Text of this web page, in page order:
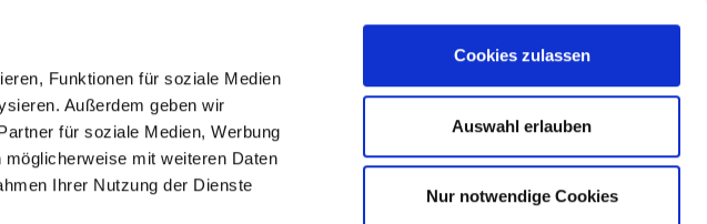
Funktionen für soziale Medien
Außerdem geben wir
für soziale Medien, Werbung
mit weiteren Daten
Ihrer Nutzung der Dienste
Cookies zulassen
Auswahl erlauben
Nur notwendige Cookies
Folgen Sie uns